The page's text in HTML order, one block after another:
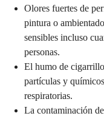
Olores fuertes de
pintura o
sensibles incluso
personas.
El humo de
partículas y
respiratorias.
La contaminación